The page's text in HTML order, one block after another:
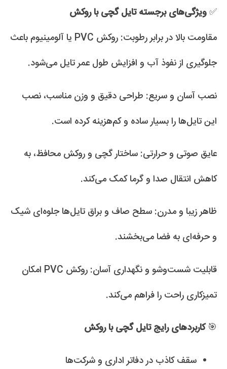
✅ویژگی‌های برجسته تایل گچی با روکش
مقاومت بالا در برابر رطوبت: روکش PVC یا آلومینیوم باعث
جلوگیری از نفوذ آب و افزایش طول عمر تایل می‌شود.
نصب آسان و سریع: طراحی دقیق و وزن مناسب، نصب
این تایل‌ها را بسیار ساده و کم‌هزینه کرده است.
عایق صوتی و حرارتی: ساختار گچی و روکش محافظ، به
کاهش انتقال صدا و گرما کمک می‌کند.
ظاهر زیبا و مدرن: سطح صاف و براق تایل‌ها جلوه‌ای شیک
و حرفه‌ای به فضا می‌بخشند.
قابلیت شست‌وشو و نگهداری آسان: روکش PVC امکان
تمیزکاری راحت را فراهم می‌کند.
🎯کاربردهای رایج تایل گچی با روکش
سقف کاذب در دفاتر اداری و شرکت‌ها